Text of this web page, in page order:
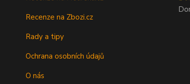
Recenze na Zbozi.cz
Rady a tipy
Ochrana osobních údajů
O nás